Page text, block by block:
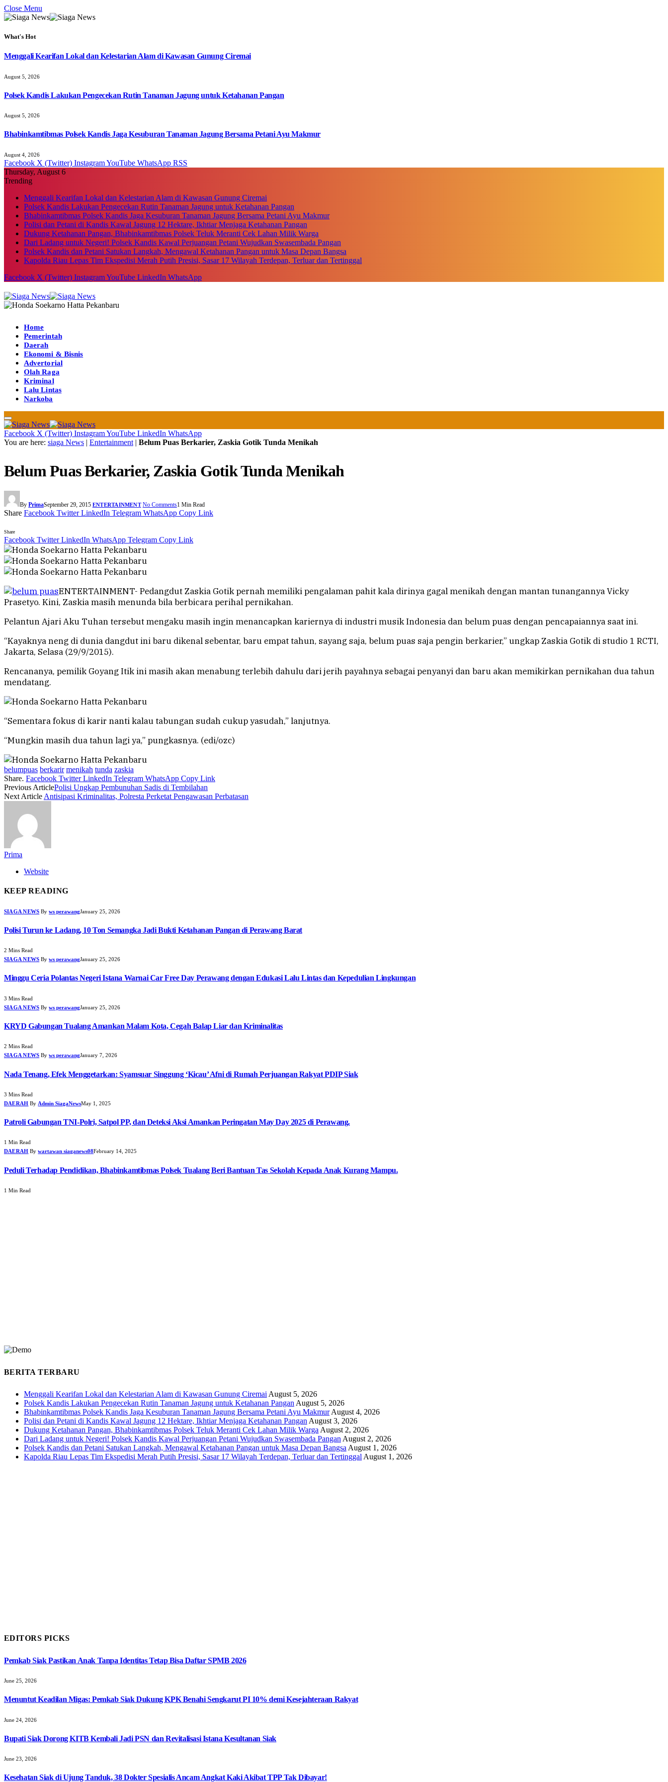
Close Menu
What's Hot
Menggali Kearifan Lokal dan Kelestarian Alam di Kawasan Gunung Ciremai
August 5, 2026
Polsek Kandis Lakukan Pengecekan Rutin Tanaman Jagung untuk Ketahanan Pangan
August 5, 2026
Bhabinkamtibmas Polsek Kandis Jaga Kesuburan Tanaman Jagung Bersama Petani Ayu Makmur
August 4, 2026
Facebook X (Twitter) InstagramYouTube WhatsApp RSS
Thursday, August 6
Trending
Menggali Kearifan Lokal dan Kelestarian Alam di Kawasan Gunung Ciremai
Polsek Kandis Lakukan Pengecekan Rutin Tanaman Jagung untuk Ketahanan Pangan
Bhabinkamtibmas Polsek Kandis Jaga Kesuburan Tanaman Jagung Bersama Petani Ayu Makmur
Polisi dan Petani di Kandis Kawal Jagung 12 Hektare, Ikhtiar Menjaga Ketahanan Pangan
Dukung Ketahanan Pangan, Bhabinkamtibmas Polsek Teluk Meranti Cek Lahan Milik Warga
Dari Ladang untuk Negeri! Polsek Kandis Kawal Perjuangan Petani Wujudkan Swasembada Pangan
Polsek Kandis dan Petani Satukan Langkah, Mengawal Ketahanan Pangan untuk Masa Depan Bangsa
Kapolda Riau Lepas Tim Ekspedisi Merah Putih Presisi, Sasar 17 Wilayah Terdepan, Terluar dan Tertinggal
Facebook X (Twitter) InstagramYouTube LinkedIn WhatsApp
Home
Pemerintah
Daerah
Ekonomi & Bisnis
Advertorial
Olah Raga
Kriminal
Lalu Lintas
Narkoba
Facebook X (Twitter) InstagramYouTube LinkedIn WhatsApp
You are here: siaga News | Entertainment | Belum Puas Berkarier, Zaskia Gotik Tunda Menikah
Belum Puas Berkarier, Zaskia Gotik Tunda Menikah
By PrimaSeptember 29, 2015 ENTERTAINMENT No Comments1 Min Read
Share Facebook Twitter LinkedIn Telegram WhatsApp Copy Link
Share
Facebook Twitter LinkedIn WhatsApp Telegram Copy Link
ENTERTAINMENT- Pedangdut Zaskia Gotik pernah memiliki pengalaman pahit kala dirinya gagal menikah dengan mantan tunangannya Vicky
Prasetyo. Kini, Zaskia masih menunda bila berbicara perihal pernikahan.
Pelantun Ajari Aku Tuhan tersebut mengaku masih ingin menancapkan kariernya di industri musik Indonesia dan belum puas dengan pencapaiannya saat ini.
“Kayaknya neng di dunia dangdut ini baru dikenal sebentar, baru empat tahun, sayang saja, belum puas saja pengin berkarier,” ungkap Zaskia Gotik di studio 1 RCTI,
Jakarta, Selasa (29/9/2015).
Rencananya, pemilik Goyang Itik ini masih akan menabung terlebih dahulu dari jerih payahnya sebagai penyanyi dan baru akan memikirkan pernikahan dua tahun
mendatang.
“Sementara fokus di karir nanti kalau tabungan sudah cukup yasudah,” lanjutnya.
“Mungkin masih dua tahun lagi ya,” pungkasnya. (edi/ozc)
belumpuas berkarir menikah tunda zaskia
Share. Facebook Twitter LinkedIn Telegram WhatsApp Copy Link
Previous ArticlePolisi Ungkap Pembunuhan Sadis di Tembilahan
Next Article Antisipasi Kriminalitas, Polresta Perketat Pengawasan Perbatasan
Prima
Website
KEEP READING
SIAGA NEWS By ws perawangJanuary 25, 2026
Polisi Turun ke Ladang, 10 Ton Semangka Jadi Bukti Ketahanan Pangan di Perawang Barat
2 Mins Read
SIAGA NEWS By ws perawangJanuary 25, 2026
Minggu Ceria Polantas Negeri Istana Warnai Car Free Day Perawang dengan Edukasi Lalu Lintas dan Kepedulian Lingkungan
3 Mins Read
SIAGA NEWS By ws perawangJanuary 25, 2026
KRYD Gabungan Tualang Amankan Malam Kota, Cegah Balap Liar dan Kriminalitas
2 Mins Read
SIAGA NEWS By ws perawangJanuary 7, 2026
Nada Tenang, Efek Menggetarkan: Syamsuar Singgung ‘Kicau’ Afni di Rumah Perjuangan Rakyat PDIP Siak
3 Mins Read
DAERAH By Admin SiagaNewsMay 1, 2025
Patroli Gabungan TNI-Polri, Satpol PP, dan Deteksi Aksi Amankan Peringatan May Day 2025 di Perawang.
1 Min Read
DAERAH By wartawan siaganews08February 14, 2025
Peduli Terhadap Pendidikan, Bhabinkamtibmas Polsek Tualang Beri Bantuan Tas Sekolah Kepada Anak Kurang Mampu.
1 Min Read
BERITA TERBARU
Menggali Kearifan Lokal dan Kelestarian Alam di Kawasan Gunung Ciremai August 5, 2026
Polsek Kandis Lakukan Pengecekan Rutin Tanaman Jagung untuk Ketahanan Pangan August 5, 2026
Bhabinkamtibmas Polsek Kandis Jaga Kesuburan Tanaman Jagung Bersama Petani Ayu Makmur August 4, 2026
Polisi dan Petani di Kandis Kawal Jagung 12 Hektare, Ikhtiar Menjaga Ketahanan Pangan August 3, 2026
Dukung Ketahanan Pangan, Bhabinkamtibmas Polsek Teluk Meranti Cek Lahan Milik Warga August 2, 2026
Dari Ladang untuk Negeri! Polsek Kandis Kawal Perjuangan Petani Wujudkan Swasembada Pangan August 2, 2026
Polsek Kandis dan Petani Satukan Langkah, Mengawal Ketahanan Pangan untuk Masa Depan Bangsa August 1, 2026
Kapolda Riau Lepas Tim Ekspedisi Merah Putih Presisi, Sasar 17 Wilayah Terdepan, Terluar dan Tertinggal August 1, 2026
EDITORS PICKS
Pemkab Siak Pastikan Anak Tanpa Identitas Tetap Bisa Daftar SPMB 2026
June 25, 2026
Menuntut Keadilan Migas: Pemkab Siak Dukung KPK Benahi Sengkarut PI 10% demi Kesejahteraan Rakyat
June 24, 2026
Bupati Siak Dorong KITB Kembali Jadi PSN dan Revitalisasi Istana Kesultanan Siak
June 23, 2026
Kesehatan Siak di Ujung Tanduk, 38 Dokter Spesialis Ancam Angkat Kaki Akibat TPP Tak Dibayar!